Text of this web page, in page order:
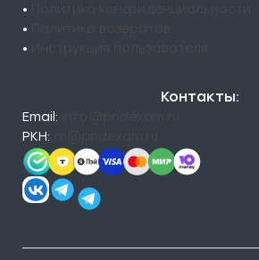
•
•
•
Контакты:
Email:
РКН: